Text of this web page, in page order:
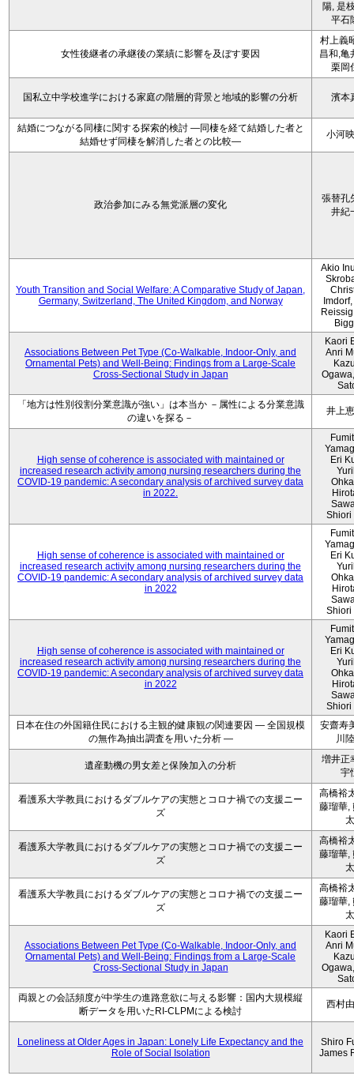
陽, 是
平石
女性後継者の承継後の業績に影響を及ぼす要因
村上義
昌和,亀
栗岡
国私立中学校進学における家庭の階層的背景と地域的影響の分析 濱本
結婚につながる同棲に関する探索的検討 ―同棲を経て結婚した者と
結婚せず同棲を解消した者との比較―
小河
政治参加にみる無党派層の変化
張替孔
井紀
Youth Transition and Social Welfare: A Comparative Study of Japan,
Germany, Switzerland, The United Kingdom, and Norway
Akio
Associations Between Pet Type (Co-Walkable, Indoor-Only, and
Ornamental Pets) and Well-Being: Findings from a Large-Scale
Cross-Sectional Study in Japan
Kaori
Anri
「地方は性別役割分業意識が強い」は本当か －属性による分業意識
の違いを探る－
井上
High sense of coherence is associated with maintained or
increased research activity among nursing researchers during the
COVID-19 pandemic: A secondary analysis of archived survey data
in 2022.
Eri
Shiori
High sense of coherence is associated with maintained or
increased research activity among nursing researchers during the
COVID-19 pandemic: A secondary analysis of archived survey data
in 2022
Eri
Shiori
High sense of coherence is associated with maintained or
increased research activity among nursing researchers during the
COVID-19 pandemic: A secondary analysis of archived survey data
in 2022
Eri
Shiori
日本在住の外国籍住民における主観的健康観の関連要因 ― 全国規模
の無作為抽出調査を用いた分析 ―
安齋寿
川
遺産動機の男女差と保険加入の分析
増井正
宇
看護系大学教員におけるダブルケアの実態とコロナ禍での支援ニー
ズ
高橋裕
藤瑠華,
太
看護系大学教員におけるダブルケアの実態とコロナ禍での支援ニー
ズ
高橋裕
藤瑠華,
太
看護系大学教員におけるダブルケアの実態とコロナ禍での支援ニー
ズ
高橋裕
藤瑠華,
太
Associations Between Pet Type (Co-Walkable, Indoor-Only, and
Ornamental Pets) and Well-Being: Findings from a Large-Scale
Cross-Sectional Study in Japan
Kaori
Anri
両親との会話頻度が中学生の進路意欲に与える影響：国内大規模縦
断データを用いたRI-CLPMによる検討
西村
Loneliness at Older Ages in Japan: Lonely Life Expectancy and the
Role of Social Isolation
Shiro
James